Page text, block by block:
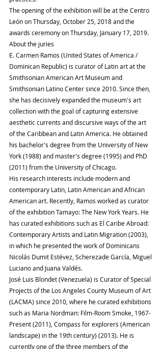
The opening of the exhibition will be at the Centro
León on Thursday, October 25, 2018 and the
awards ceremony on Thursday, January 17, 2019.
About the juries
E. Carmen Ramos (United States of America /
Dominican Republic) is curator of Latin art at the
Smithsonian American Art Museum and
Smithsonian Latino Center since 2010. Since then,
she has decisively expanded the museum's art
collection with the goal of capturing extensive
aesthetic currents and discursive ways of the art
of the Caribbean and Latin America. He obtained
his bachelor's degree from the University of New
York (1988) and master's degree (1995) and PhD
(2011) from the University of Chicago.
His research interests include modern and
contemporary Latin, Latin American and African
American art. Recently, Ramos worked as curator
of the exhibition Tamayo: The New York Years. He
has curated exhibitions such as El Caribe Abroad:
Contemporary Artists and Latin Migration (2003),
in which he presented the work of Dominicans
Nicolás Dumit Estévez, Scherezade García, Miguel
Luciano and Juana Valdés.
José Luis Blondet (Venezuela) is Curator of Special
Projects of the Los Angeles County Museum of Art
(LACMA) since 2010, where he curated exhibitions
such as Maria Nordman: Film-Room Smoke, 1967-
Present (2011), Compass for explorers (American
landscape) in the 19th century) (2013). He is
currently one of the three members of the